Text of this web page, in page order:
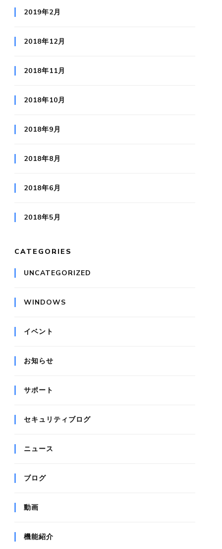
2019年2月
2018年12月
2018年11月
2018年10月
2018年9月
2018年8月
2018年6月
2018年5月
CATEGORIES
UNCATEGORIZED
WINDOWS
イベント
お知らせ
サポート
セキュリティブログ
ニュース
ブログ
動画
機能紹介